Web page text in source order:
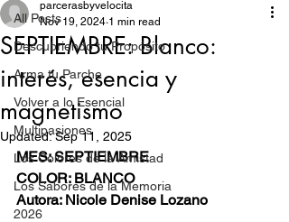
All Posts
Descubriendo tu Propósito
Arma tu Parche
Volver a lo Esencial
Multipasiones
Los Colores de la Amistad
Los Sabores de la Memoria
2026
SEPTIEMBRE: Blanco:
interés, esencia y
magnetismo
parcerasbyvelocita
Nov 19, 2024 1 min read
Updated:Sep 11, 2025
MES: SEPTIEMBRE
COLOR: BLANCO
Autora: Nicole Denise Lozano